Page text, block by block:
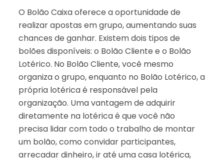
O Bolão Caixa oferece a oportunidade de
realizar apostas em grupo, aumentando suas
chances de ganhar. Existem dois tipos de
bolões disponíveis: o Bolão Cliente e o Bolão
Lotérico. No Bolão Cliente, você mesmo
organiza o grupo, enquanto no Bolão Lotérico, a
própria lotérica é responsável pela
organização. Uma vantagem de adquirir
diretamente na lotérica é que você não
precisa lidar com todo o trabalho de montar
um bolão, como convidar participantes,
arrecadar dinheiro, ir até uma casa lotérica,